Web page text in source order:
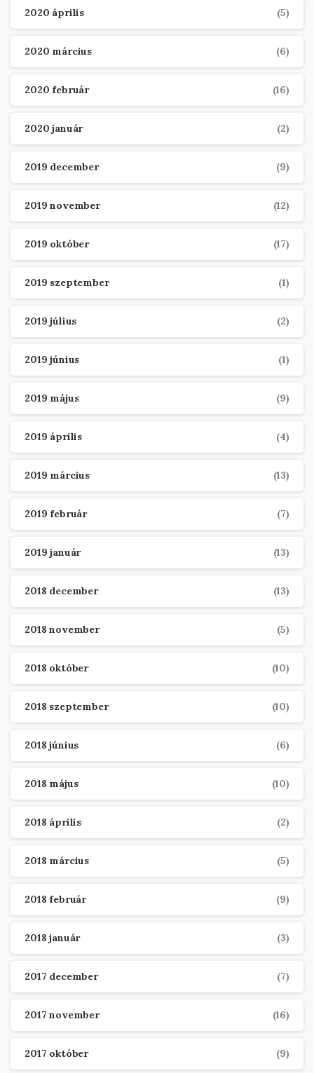
2020 április (5)
2020 március (6)
2020 február (16)
2020 január (2)
2019 december (9)
2019 november (12)
2019 október (17)
2019 szeptember (1)
2019 július (2)
2019 június (1)
2019 május (9)
2019 április (4)
2019 március (13)
2019 február (7)
2019 január (13)
2018 december (13)
2018 november (5)
2018 október (10)
2018 szeptember (10)
2018 június (6)
2018 május (10)
2018 április (2)
2018 március (5)
2018 február (9)
2018 január (3)
2017 december (7)
2017 november (16)
2017 október (9)